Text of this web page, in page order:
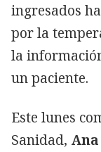
ingresados
por la
la
un paciente.
Este lunes
Sanidad,